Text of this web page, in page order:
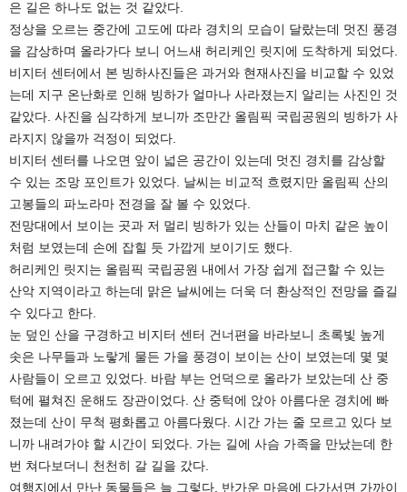
은 길은 하나도 없는 것 같았다.
정상을 오르는 중간에 고도에 따라 경치의 모습이 달랐는데 멋진 풍경
을 감상하며 올라가다 보니 어느새 허리케인 릿지에 도착하게 되었다.
비지터 센터에서 본 빙하사진들은 과거와 현재사진을 비교할 수 있었
는데 지구 온난화로 인해 빙하가 얼마나 사라졌는지 알리는 사진인 것
같았다. 사진을 심각하게 보니까 조만간 올림픽 국립공원의 빙하가 사
라지지 않을까 걱정이 되었다.
비지터 센터를 나오면 앞이 넓은 공간이 있는데 멋진 경치를 감상할
수 있는 조망 포인트가 있었다. 날씨는 비교적 흐렸지만 올림픽 산의
고봉들의 파노라마 전경을 잘 볼 수 있었다.
전망대에서 보이는 곳과 저 멀리 빙하가 있는 산들이 마치 같은 높이
처럼 보였는데 손에 잡힐 듯 가깝게 보이기도 했다.
허리케인 릿지는 올림픽 국립공원 내에서 가장 쉽게 접근할 수 있는
산악 지역이라고 하는데 맑은 날씨에는 더욱 더 환상적인 전망을 즐길
수 있다고 한다.
눈 덮인 산을 구경하고 비지터 센터 건너편을 바라보니 초록빛 높게
솟은 나무들과 노랗게 물든 가을 풍경이 보이는 산이 보였는데 몇 몇
사람들이 오르고 있었다. 바람 부는 언덕으로 올라가 보았는데 산 중
턱에 펼쳐진 운해도 장관이었다. 산 중턱에 앉아 아름다운 경치에 빠
졌는데 산이 무척 평화롭고 아름다웠다. 시간 가는 줄 모르고 있다 보
니까 내려가야 할 시간이 되었다. 가는 길에 사슴 가족을 만났는데 한
번 쳐다보더니 천천히 갈 길을 갔다.
여행지에서 만난 동물들은 늘 그렇다. 반가운 마음에 다가서면 가까이